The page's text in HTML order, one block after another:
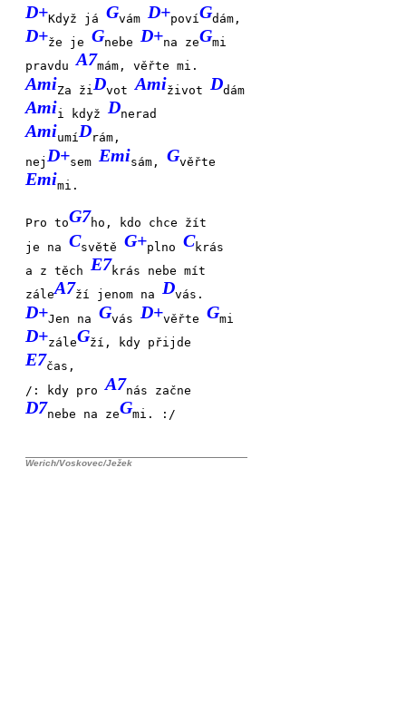
D+Když jáGvámD+povíGdám,
D+že jeGnebeD+na zeGmi
pravduA7mám, věřte mi.
AmiZa žiDvotAmiživotDdám
Amii kdyžDnerad
AmiumíDrám,
nej D+semEmisám,Gvěřte
Emimi.
Pro toG7ho, kdo chce žít
je na CsvětěG+plnoCkrás
a z těch E7krás nebe mít
záleA7ží jenom naDvás.
D+Jen naGvásD+věřteGmi
D+záleGží, kdy přijde
E7čas,
/: kdy proA7nás začne
D7nebe na zeGmi. :/
Werich/Voskovec/Ježek